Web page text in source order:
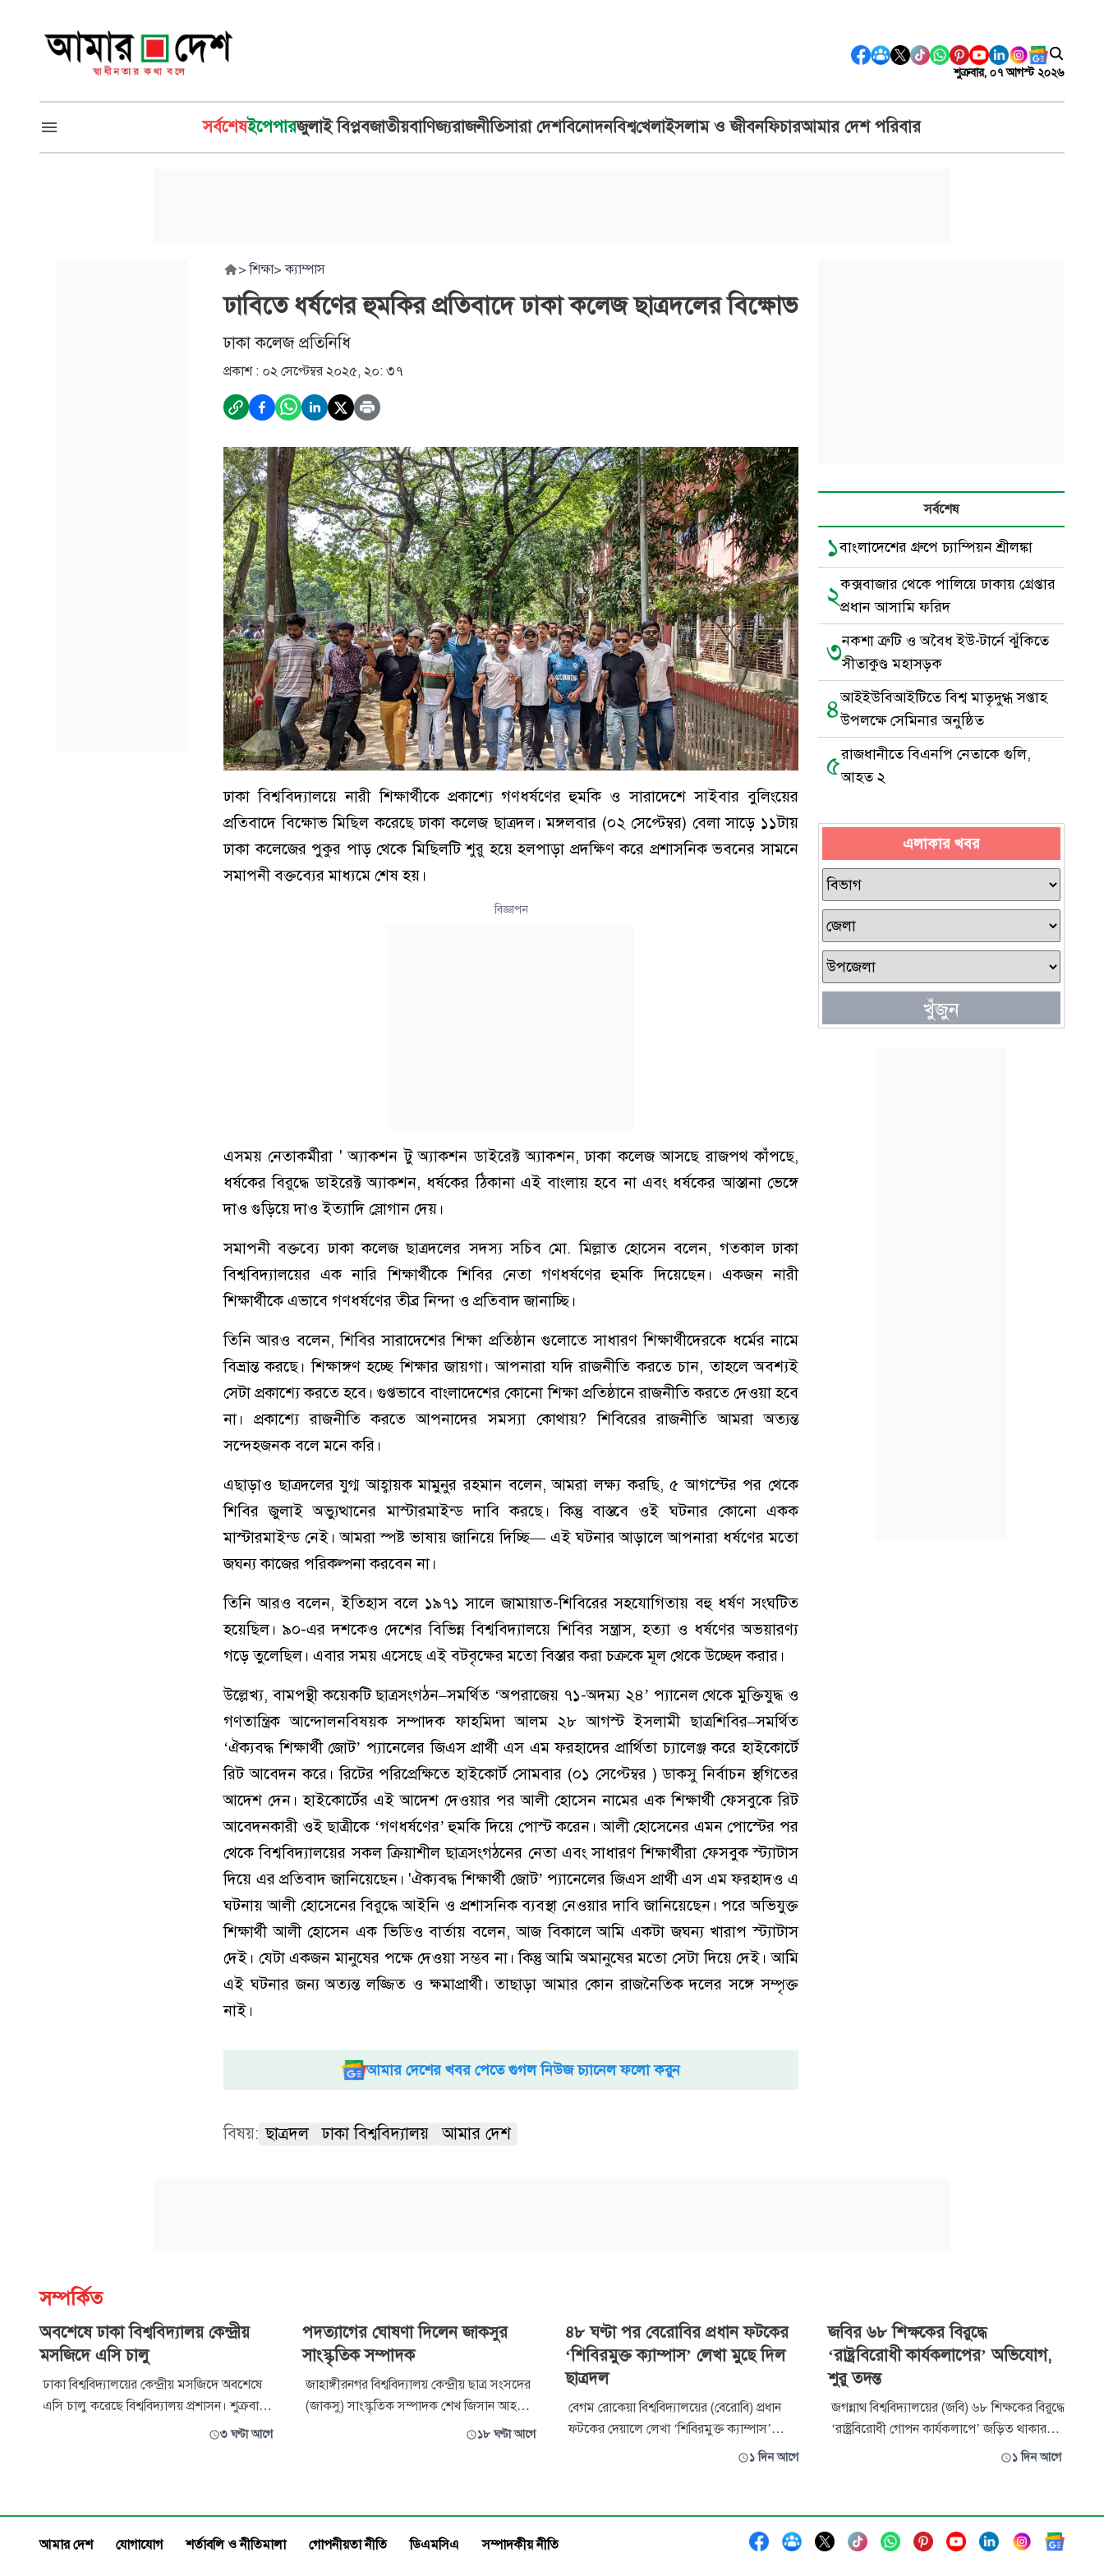
শুক্রবার, ০৭ আগস্ট ২০২৬
সর্বশেষইপেপারজুলাই বিপ্লবজাতীয়বাণিজ্যরাজনীতিসারা দেশবিনোদনবিশ্বখেলাইসলাম ও জীবনফিচারআমার দেশ পরিবার
> শিক্ষা> ক্যাম্পাস
ঢাবিতে ধর্ষণের হুমকির প্রতিবাদে ঢাকা কলেজ ছাত্রদলের বিক্ষোভ
ঢাকা কলেজ প্রতিনিধি
প্রকাশ : ০২ সেপ্টেম্বর ২০২৫, ২০: ৩৭
ঢাকা বিশ্ববিদ্যালয়ে নারী শিক্ষার্থীকে প্রকাশ্যে গণধর্ষণের হুমকি ও সারাদেশে সাইবার বুলিংয়ের
প্রতিবাদে বিক্ষোভ মিছিল করেছে ঢাকা কলেজ ছাত্রদল। মঙ্গলবার (০২ সেপ্টেম্বর) বেলা সাড়ে ১১টায়
ঢাকা কলেজের পুকুর পাড় থেকে মিছিলটি শুরু হয়ে হলপাড়া প্রদক্ষিণ করে প্রশাসনিক ভবনের সামনে
সমাপনী বক্তব্যের মাধ্যমে শেষ হয়।
বিজ্ঞাপন
এসময় নেতাকর্মীরা ' অ্যাকশন টু অ্যাকশন ডাইরেক্ট অ্যাকশন, ঢাকা কলেজ আসছে রাজপথ কাঁপছে,
ধর্ষকের বিরুদ্ধে ডাইরেক্ট অ্যাকশন, ধর্ষকের ঠিকানা এই বাংলায় হবে না এবং ধর্ষকের আস্তানা ভেঙ্গে
দাও গুড়িয়ে দাও ইত্যাদি স্লোগান দেয়।
সমাপনী বক্তব্যে ঢাকা কলেজ ছাত্রদলের সদস্য সচিব মো. মিল্লাত হোসেন বলেন, গতকাল ঢাকা
বিশ্ববিদ্যালয়ের এক নারি শিক্ষার্থীকে শিবির নেতা গণধর্ষণের হুমকি দিয়েছেন। একজন নারী
শিক্ষার্থীকে এভাবে গণধর্ষণের তীব্র নিন্দা ও প্রতিবাদ জানাচ্ছি।
তিনি আরও বলেন, শিবির সারাদেশের শিক্ষা প্রতিষ্ঠান গুলোতে সাধারণ শিক্ষার্থীদেরকে ধর্মের নামে
বিভ্রান্ত করছে। শিক্ষাঙ্গণ হচ্ছে শিক্ষার জায়গা। আপনারা যদি রাজনীতি করতে চান, তাহলে অবশ্যই
সেটা প্রকাশ্যে করতে হবে। গুপ্তভাবে বাংলাদেশের কোনো শিক্ষা প্রতিষ্ঠানে রাজনীতি করতে দেওয়া হবে
না। প্রকাশ্যে রাজনীতি করতে আপনাদের সমস্যা কোথায়? শিবিরের রাজনীতি আমরা অত্যন্ত
সন্দেহজনক বলে মনে করি।
এছাড়াও ছাত্রদলের যুগ্ম আহ্বায়ক মামুনুর রহমান বলেন, আমরা লক্ষ্য করছি, ৫ আগস্টের পর থেকে
শিবির জুলাই অভ্যুত্থানের মাস্টারমাইন্ড দাবি করছে। কিন্তু বাস্তবে ওই ঘটনার কোনো একক
মাস্টারমাইন্ড নেই। আমরা স্পষ্ট ভাষায় জানিয়ে দিচ্ছি— এই ঘটনার আড়ালে আপনারা ধর্ষণের মতো
জঘন্য কাজের পরিকল্পনা করবেন না।
তিনি আরও বলেন, ইতিহাস বলে ১৯৭১ সালে জামায়াত-শিবিরের সহযোগিতায় বহু ধর্ষণ সংঘটিত
হয়েছিল। ৯০-এর দশকেও দেশের বিভিন্ন বিশ্ববিদ্যালয়ে শিবির সন্ত্রাস, হত্যা ও ধর্ষণের অভয়ারণ্য
গড়ে তুলেছিল। এবার সময় এসেছে এই বটবৃক্ষের মতো বিস্তার করা চক্রকে মূল থেকে উচ্ছেদ করার।
উল্লেখ্য, বামপন্থী কয়েকটি ছাত্রসংগঠন–সমর্থিত ‘অপরাজেয় ৭১-অদম্য ২৪’ প্যানেল থেকে মুক্তিযুদ্ধ ও
গণতান্ত্রিক আন্দোলনবিষয়ক সম্পাদক ফাহমিদা আলম ২৮ আগস্ট ইসলামী ছাত্রশিবির–সমর্থিত
‘ঐক্যবদ্ধ শিক্ষার্থী জোট’ প্যানেলের জিএস প্রার্থী এস এম ফরহাদের প্রার্থিতা চ্যালেঞ্জ করে হাইকোর্টে
রিট আবেদন করে। রিটের পরিপ্রেক্ষিতে হাইকোর্ট সোমবার (০১ সেপ্টেম্বর ) ডাকসু নির্বাচন স্থগিতের
আদেশ দেন। হাইকোর্টের এই আদেশ দেওয়ার পর আলী হোসেন নামের এক শিক্ষার্থী ফেসবুকে রিট
আবেদনকারী ওই ছাত্রীকে ‘গণধর্ষণের’ হুমকি দিয়ে পোস্ট করেন। আলী হোসেনের এমন পোস্টের পর
থেকে বিশ্ববিদ্যালয়ের সকল ক্রিয়াশীল ছাত্রসংগঠনের নেতা এবং সাধারণ শিক্ষার্থীরা ফেসবুক স্ট্যাটাস
দিয়ে এর প্রতিবাদ জানিয়েছেন। 'ঐক্যবদ্ধ শিক্ষার্থী জোট’ প্যানেলের জিএস প্রার্থী এস এম ফরহাদও এ
ঘটনায় আলী হোসেনের বিরুদ্ধে আইনি ও প্রশাসনিক ব্যবস্থা নেওয়ার দাবি জানিয়েছেন। পরে অভিযুক্ত
শিক্ষার্থী আলী হোসেন এক ভিডিও বার্তায় বলেন, আজ বিকালে আমি একটা জঘন্য খারাপ স্ট্যাটাস
দেই। যেটা একজন মানুষের পক্ষে দেওয়া সম্ভব না। কিন্তু আমি অমানুষের মতো সেটা দিয়ে দেই। আমি
এই ঘটনার জন্য অত্যন্ত লজ্জিত ও ক্ষমাপ্রার্থী। তাছাড়া আমার কোন রাজনৈতিক দলের সঙ্গে সম্পৃক্ত
নাই।
আমার দেশের খবর পেতে গুগল নিউজ চ্যানেল ফলো করুন
বিষয়: ছাত্রদল ঢাকা বিশ্ববিদ্যালয় আমার দেশ
সর্বশেষ
১বাংলাদেশের গ্রুপে চ্যাম্পিয়ন শ্রীলঙ্কা
২কক্সবাজার থেকে পালিয়ে ঢাকায় গ্রেপ্তার
প্রধান আসামি ফরিদ
৩নকশা ত্রুটি ও অবৈধ ইউ-টার্নে ঝুঁকিতে
সীতাকুণ্ড মহাসড়ক
৪আইইউবিআইটিতে বিশ্ব মাতৃদুগ্ধ সপ্তাহ
উপলক্ষে সেমিনার অনুষ্ঠিত
৫রাজধানীতে বিএনপি নেতাকে গুলি,
আহত ২
এলাকার খবর
খুঁজুন
সম্পর্কিত
অবশেষে ঢাকা বিশ্ববিদ্যালয় কেন্দ্রীয়
মসজিদে এসি চালু
ঢাকা বিশ্ববিদ্যালয়ের কেন্দ্রীয় মসজিদে অবশেষে
এসি চালু করেছে বিশ্ববিদ্যালয় প্রশাসন। শুক্রবার
সন্ধ্যায় এক স্ট্যাটাসে এ তথ্য জানান ঢাকা
কেন্দ্রীয়
৩ ঘণ্টা আগে
পদত্যাগের ঘোষণা দিলেন জাকসুর
সাংস্কৃতিক সম্পাদক
জাহাঙ্গীরনগর বিশ্ববিদ্যালয় কেন্দ্রীয় ছাত্র সংসদের
(জাকসু) সাংস্কৃতিক সম্পাদক শেখ জিসান আহমেদ
পদত্যাগের ঘোষণা দিয়েছেন। বৃহস্পতিবার রাতে
জাকসুর সাংস্কৃতিক সম্পাদক পদ থে
১৮ ঘণ্টা আগে
৪৮ ঘণ্টা পর বেরোবির প্রধান ফটকের
‘শিবিরমুক্ত ক্যাম্পাস’ লেখা মুছে দিল
ছাত্রদল
বেগম রোকেয়া বিশ্ববিদ্যালয়ের (বেরোবি) প্রধান
ফটকের দেয়ালে লেখা ‘শিবিরমুক্ত ক্যাম্পাস’
স্লোগান ৪৮ ঘণ্টার মাথায় নিজ উদ্যোগে মুছে
জানিয়েছে, অতি-উৎসাহী কয়েকজন শিক্ষার্থীর
১ দিন আগে
জবির ৬৮ শিক্ষকের বিরুদ্ধে
‘রাষ্ট্রবিরোধী কার্যকলাপের’ অভিযোগ,
শুরু তদন্ত
জগন্নাথ বিশ্ববিদ্যালয়ের (জবি) ৬৮ শিক্ষকের বিরুদ্ধে
‘রাষ্ট্রবিরোধী গোপন কার্যকলাপে’ জড়িত থাকার
অভিযোগ তদন্তে চার সদস্যের কমিটি গঠন করেছে
গেছে। সম্প্রতি একটি গণমাধ্যমে প্রকাশিত
প্রতিবেদনে ওঠ
১ দিন আগে
আমার দেশ যোগাযোগ শর্তাবলি ও নীতিমালা গোপনীয়তা নীতি ডিএমসিএ সম্পাদকীয় নীতি